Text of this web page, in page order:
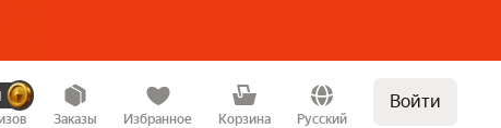
Заказы Избранное Корзина Русский
Войти